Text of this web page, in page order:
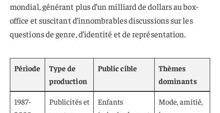
mondial, générant plus d’un milliard de dollars au box-
office et suscitant d’innombrables discussions sur les
questions de genre, d’identité et de représentation.
Période
Type de
production
Public cible
Thèmes
dominants
1987-
Publicités et
Enfants
Mode, amitié,